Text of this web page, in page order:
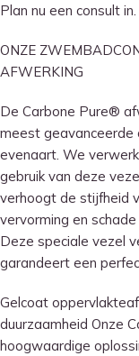
Plan nu een consult in.
ONZE
AFWERKING
De Carbone Pure®
meest
evenaart. We
gebruik van deze
verhoogt de stijfheid
vervorming en
Deze speciale vezel
garandeert een
Gelcoat
duurzaamheid Onze
hoogwaardige